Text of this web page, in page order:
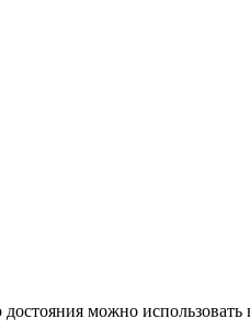
можно использовать